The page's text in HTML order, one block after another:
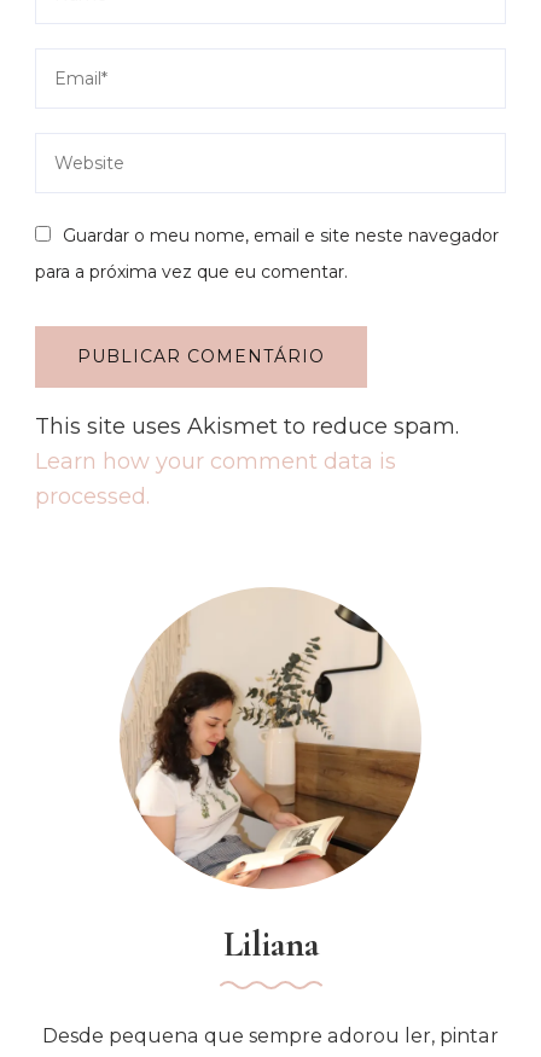
Guardar o meu nome, email e site neste navegador
para a próxima vez que eu comentar.
This site uses Akismet to reduce spam.
Learn how your comment data is
processed.
Liliana
Desde pequena que sempre adorou ler, pintar